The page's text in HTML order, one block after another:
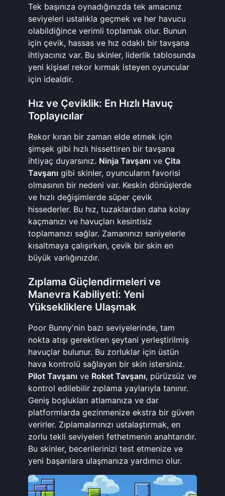
Tek başınıza oynadığınızda tek amacınız
seviyeleri ustalıkla geçmek ve her havucu
olabildiğince verimli toplamak olur. Bunun
için çevik, hassas ve hız odaklı bir tavşana
ihtiyacınız var. Bu skinler, liderlik tablosunda
yeni kişisel rekor kırmak isteyen oyuncular
için idealdir.
Hız ve Çeviklik: En Hızlı Havuç
Toplayıcılar
Rekor kıran bir zaman elde etmek için
şimşek gibi hızlı hissettiren bir tavşana
ihtiyaç duyarsınız. Ninja Tavşanı ve Çita
Tavşanı gibi skinler, oyuncuların favorisi
olmasının bir nedeni var. Keskin dönüşlerde
ve hızlı değişimlerde süper çevik
hissederler. Bu hız, tuzaklardan daha kolay
kaçmanızı ve havuçları kesintisiz
toplamanızı sağlar. Zamanınızı saniyelerle
kısaltmaya çalışırken, çevik bir skin en
büyük varlığınızdır.
Zıplama Güçlendirmeleri ve
Manevra Kabiliyeti: Yeni
Yüksekliklere Ulaşmak
Poor Bunny'nin bazı seviyelerinde, tam
nokta atışı gerektiren şeytani yerleştirilmiş
havuçlar bulunur. Bu zorluklar için üstün
hava kontrolü sağlayan bir skin istersiniz.
Pilot Tavşanı ve Roket Tavşanı, pürüzsüz ve
kontrol edilebilir zıplama yaylarıyla tanınır.
Geniş boşlukları atlamanıza ve dar
platformlarda gezinmenize ekstra bir güven
verirler. Zıplamalarınızı ustalaştırmak, en
zorlu tekli seviyeleri fethetmenin anahtarıdır.
Bu skinler, becerilerinizi test etmenize ve
yeni başarılara ulaşmanıza yardımcı olur.